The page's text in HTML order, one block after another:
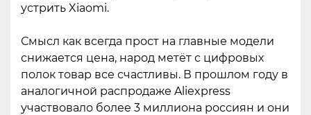
устрить Xiaomi.
Смысл как всегда прост на главные модели
снижается цена, народ метёт с цифровых
полок товар все счастливы. В прошлом году в
аналогичной распродаже Aliexpress
участвовало более 3 миллиона россиян и они